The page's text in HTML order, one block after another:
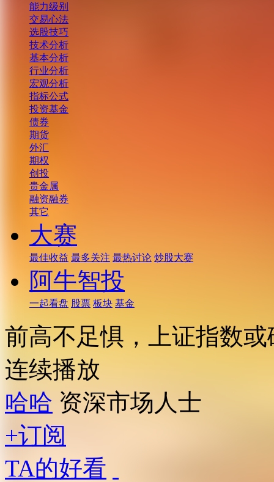
能力级别
交易心法
选股技巧
技术分析
基本分析
行业分析
宏观分析
指标公式
投资基金
债券
期货
外汇
期权
创投
贵金属
融资融券
其它
大赛
最佳收益 最多关注 最热讨论 炒股大赛
阿牛智投
一起看盘 股票 板块 基金
前高不足惧，上证指数
连续播放
哈哈 资深市场人士
+订阅
TA的好看